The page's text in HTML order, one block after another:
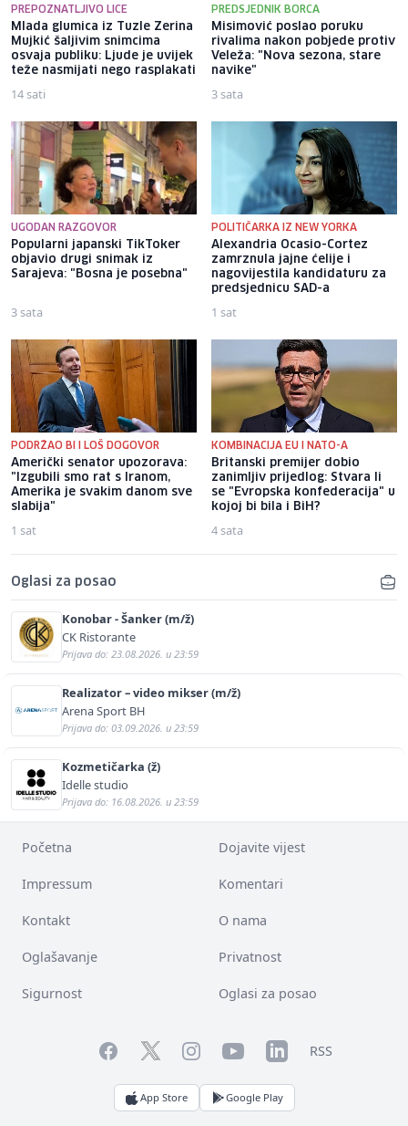
PREPOZNATLJIVO LICE
Mlada glumica iz Tuzle Zerina
Mujkić šaljivim snimcima
osvaja publiku: Ljude je uvijek
teže nasmijati nego rasplakati
14 sati
PREDSJEDNIK BORCA
Misimović poslao poruku
rivalima nakon pobjede protiv
Veleža: "Nova sezona, stare
navike"
3 sata
UGODAN RAZGOVOR
Popularni japanski TikToker
objavio drugi snimak iz
Sarajeva: "Bosna je posebna"
3 sata
POLITIČARKA IZ NEW YORKA
Alexandria Ocasio-Cortez
zamrznula jajne ćelije i
nagovijestila kandidaturu za
predsjednicu SAD-a
1 sat
PODRŽAO BI I LOŠ DOGOVOR
Američki senator upozorava:
"Izgubili smo rat s Iranom,
Amerika je svakim danom sve
slabija"
1 sat
KOMBINACIJA EU I NATO-A
Britanski premijer dobio
zanimljiv prijedlog: Stvara li
se "Evropska konfederacija" u
kojoj bi bila i BiH?
4 sata
Oglasi za posao
Konobar - Šanker (m/ž)
CK Ristorante
Prijava do: 23.08.2026. u 23:59
Realizator – video mikser (m/ž)
Arena Sport BH
Prijava do: 03.09.2026. u 23:59
Kozmetičarka (ž)
Idelle studio
Prijava do: 16.08.2026. u 23:59
Početna Dojavite vijest
Impressum Komentari
Kontakt O nama
Oglašavanje Privatnost
Sigurnost Oglasi za posao
FacebookTwitterInstagramYouTubeLinkedInRSS
App Store Google Play